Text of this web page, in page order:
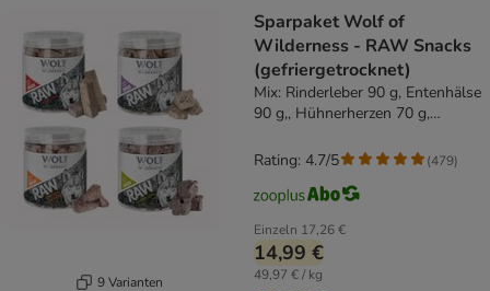
9 Varianten
Sparpaket Wolf of
Wilderness - RAW Snacks
(gefriergetrocknet)
Mix: Rinderleber 90 g, Entenhälse
90 g,, Hühnerherzen 70 g,
Einzeln 17,26 €
14,99 €
49,97 € / kg
Rating: 4.7/5 (479)